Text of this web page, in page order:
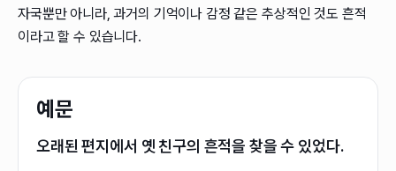
자국뿐만 아니라, 과거의 기억이나 감정 같은 추상적인 것도 흔적
이라고 할 수 있습니다.
예문
오래된 편지에서 옛 친구의 흔적을 찾을 수 있었다.